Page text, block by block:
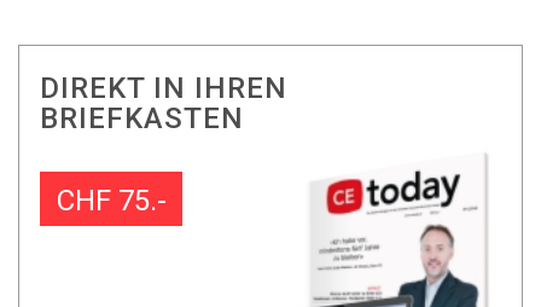
DIREKT IN IHREN
BRIEFKASTEN
CHF 75.-